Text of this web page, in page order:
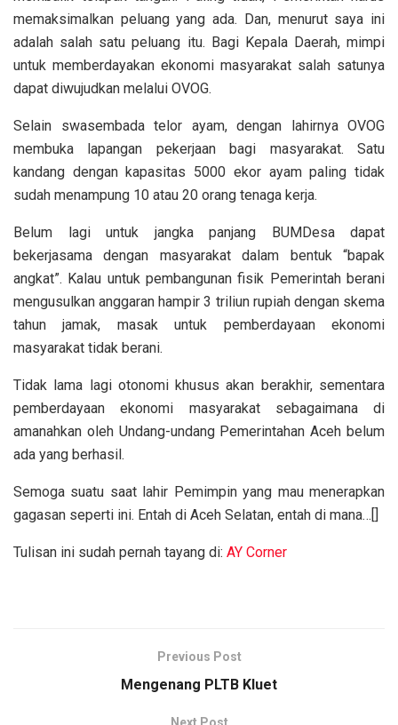
memaksimalkan peluang yang ada. Dan, menurut saya ini
adalah salah satu peluang itu. Bagi Kepala Daerah, mimpi
untuk memberdayakan ekonomi masyarakat salah satunya
dapat diwujudkan melalui OVOG.
Selain swasembada telor ayam, dengan lahirnya OVOG
membuka lapangan pekerjaan bagi masyarakat. Satu
kandang dengan kapasitas 5000 ekor ayam paling tidak
sudah menampung 10 atau 20 orang tenaga kerja.
Belum lagi untuk jangka panjang BUMDesa dapat
bekerjasama dengan masyarakat dalam bentuk “bapak
angkat”. Kalau untuk pembangunan fisik Pemerintah berani
mengusulkan anggaran hampir 3 triliun rupiah dengan skema
tahun jamak, masak untuk pemberdayaan ekonomi
masyarakat tidak berani.
Tidak lama lagi otonomi khusus akan berakhir, sementara
pemberdayaan ekonomi masyarakat sebagaimana di
amanahkan oleh Undang-undang Pemerintahan Aceh belum
ada yang berhasil.
Semoga suatu saat lahir Pemimpin yang mau menerapkan
gagasan seperti ini. Entah di Aceh Selatan, entah di mana…[]
Tulisan ini sudah pernah tayang di: AY Corner
Previous Post
Mengenang PLTB Kluet